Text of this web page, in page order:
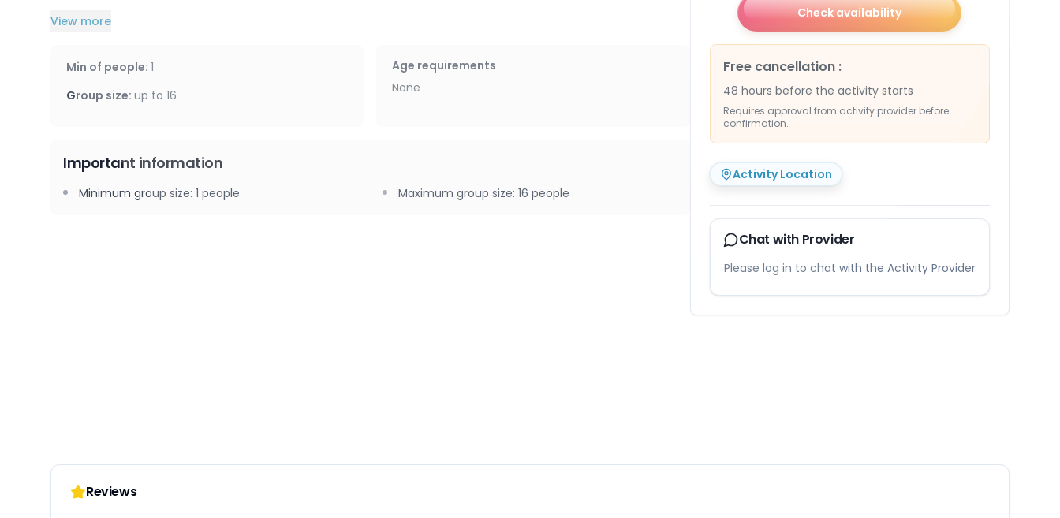
Check availability
Free cancellation:
48 hours before the activity starts
Requires approval from activity provider before
confirmation.
Activity Location
Chat with Provider
Please log in to chat with the Activity Provider
View more
Min of people: 1
Group size: up to 16
Age requirements
None
Important information
Minimum group size: 1 people Maximum group size: 16 people
Reviews